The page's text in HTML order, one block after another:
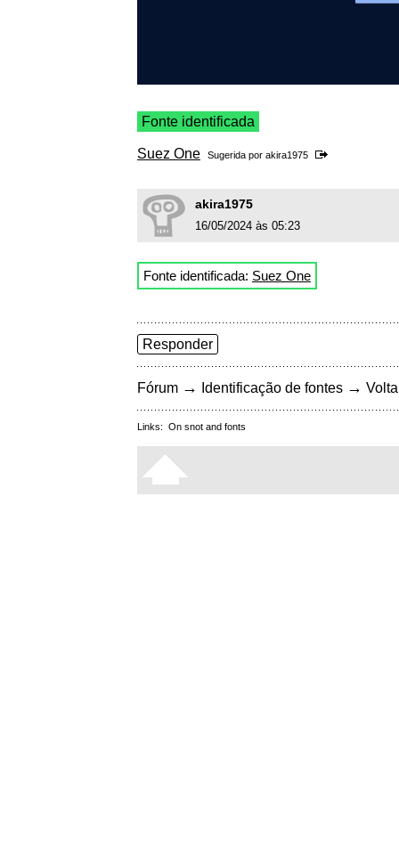
Fonte identificada
Suez One Sugerida por akira1975
akira1975
16/05/2024 às 05:23
Fonte identificada: Suez One
Responder
Fórum → Identificação de fontes →
Links: On snot and fonts